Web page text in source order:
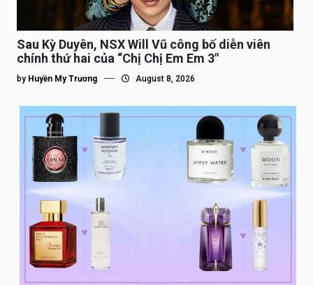
Sau Kỳ Duyên, NSX Will Vũ công bố diễn viên
chính thứ hai của “Chị Chị Em Em 3″
by Huyền My Trương August 8, 2026